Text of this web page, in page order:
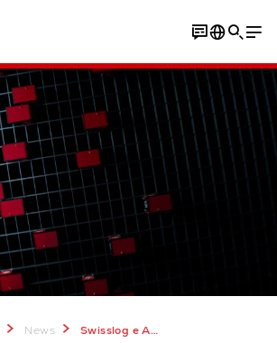
News Swisslog e AutoStore, 30 impianti in Italia. Il successo è il frutto dell’esperienza.